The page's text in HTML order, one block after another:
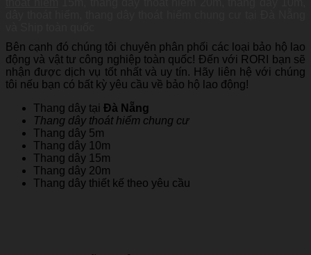
Bên cạnh đó chúng tôi chuyên phân phối các loại bảo hộ lao
động và vật tư công nghiệp toàn quốc! Đến với RORI bạn sẽ
nhận được dịch vụ tốt nhất và uy tín. Hãy liên hệ với chúng
tôi nếu bạn có bất kỳ yêu cầu về bảo hộ lao động!
Thang dây tại Đà Nẵng
Thang dây thoát hiểm chung cư
Thang dây 5m
Thang dây 10m
Thang dây 15m
Thang dây 20m
Thang dây thiết kế theo yêu cầu